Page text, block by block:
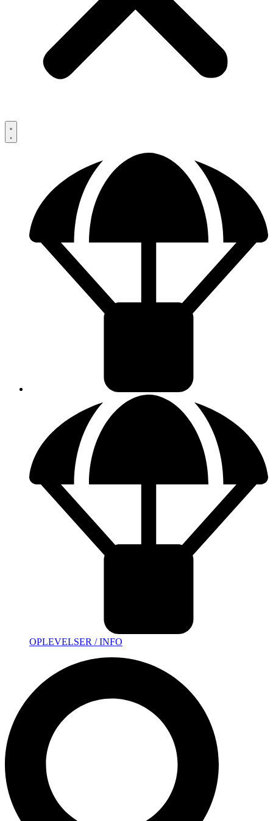
OPLEVELSER / INFO